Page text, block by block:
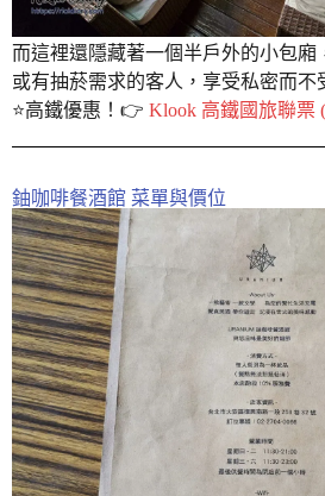
而這裡還隱藏著一個半戶外的小包廂
或有抽菸需求的客人，享受私密而不
⭐️高鐵優惠！👉 Klook 高鐵國旅聯票
鈾咖啡餐酒館 菜單與價位